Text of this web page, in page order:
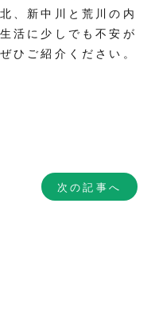
、新中川と荒川の内
活に少しでも不安が
ひご紹介ください。
次の記事へ